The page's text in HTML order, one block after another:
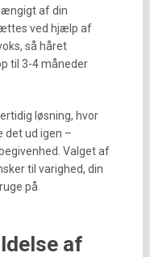
af din
ved hjælp af
så håret
til 3-4 måneder
løsning, hvor
det ud igen –
Valget af
til varighed, din
på
af